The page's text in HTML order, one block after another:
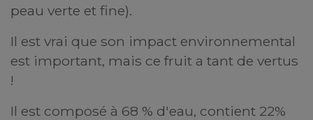
peau verte et fine).
Il est vrai que son impact environnemental
est important, mais ce fruit a tant de vertus
!
Il est composé à 68 % d'eau, contient 22%